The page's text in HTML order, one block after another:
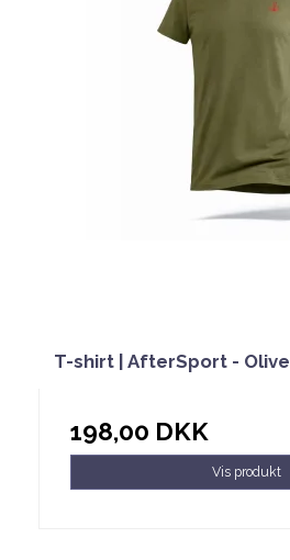
T-shirt | AfterSport - Olive
198,00 DKK
Vis produkt